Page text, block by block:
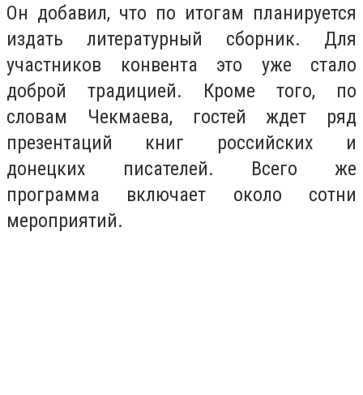
Он добавил, что по итогам планируется
издать литературный сборник. Для
участников конвента это уже стало
доброй традицией. Кроме того, по
словам Чекмаева, гостей ждет ряд
презентаций книг российских и
донецких писателей. Всего же
программа включает около сотни
мероприятий.